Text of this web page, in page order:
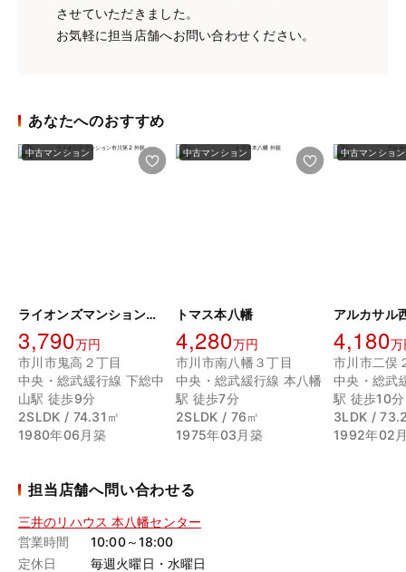
させていただきました。
お気軽に担当店舗へお問い合わせください。
あなたへのおすすめ
中古マンション
ライオンズマンション市川第2
3,790万円
市川市鬼高２丁目
中央・総武緩行線 下総中
山駅 徒歩9分
2SLDK / 74.31㎡
1980年06月築
中古マンション
トマス本八幡
4,280万円
市川市南八幡３丁目
中央・総武緩行線 本八幡
駅 徒歩7分
2SLDK / 76㎡
1975年03月築
中古マンション
アルカサル
4,180万
市川市二俣
中央・総武
駅 徒歩10分
3LDK /
1992年02
担当店舗へ問い合わせる
三井のリハウス 本八幡センター
営業時間
10:00～18:00
定休日
毎週火曜日・水曜日